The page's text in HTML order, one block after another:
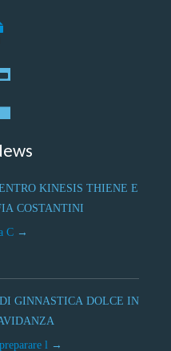
KINESIS THIENE E
COSTANTINI
C
DI GINNASTICA DOLCE IN
l